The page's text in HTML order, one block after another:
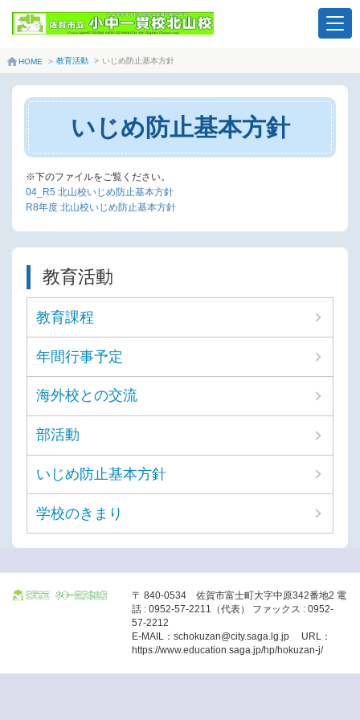
HOME > 教育活動 > いじめ防止基本方針
いじめ防止基本方針
※下のファイルをご覧ください。
04_R5 北山校いじめ防止基本方針
R8年度 北山校いじめ防止基本方針
教育活動
教育課程
年間行事予定
海外校との交流
部活動
いじめ防止基本方針
学校のきまり
〒 840-0534 佐賀市富士町大字中原342番地2 電
話 : 0952-57-2211（代表） ファックス : 0952-
57-2212
E-MAIL：schokuzan@city.saga.lg.jp URL：
https://www.education.saga.jp/hp/hokuzan-j/